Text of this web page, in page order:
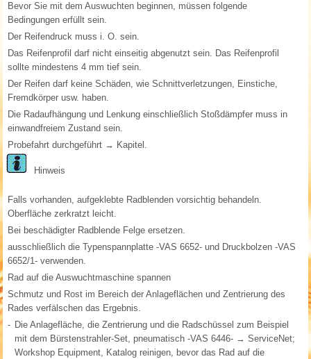
Bevor Sie mit dem Auswuchten beginnen, müssen folgende
Bedingungen erfüllt sein.
Der Reifendruck muss i. O. sein.
Das Reifenprofil darf nicht einseitig abgenutzt sein. Das Reifenprofil
sollte mindestens 4 mm tief sein.
Der Reifen darf keine Schäden, wie Schnittverletzungen, Einstiche,
Fremdkörper usw. haben.
Die Radaufhängung und Lenkung einschließlich Stoßdämpfer muss in
einwandfreiem Zustand sein.
Probefahrt durchgeführt → Kapitel.
Hinweis
Falls vorhanden, aufgeklebte Radblenden vorsichtig behandeln.
Oberfläche zerkratzt leicht.
Bei beschädigter Radblende Felge ersetzen.
ausschließlich die Typenspannplatte -VAS 6652- und Druckbolzen -VAS
6652/1- verwenden.
Rad auf die Auswuchtmaschine spannen
Schmutz und Rost im Bereich der Anlageflächen und Zentrierung des
Rades verfälschen das Ergebnis.
- Die Anlagefläche, die Zentrierung und die Radschüssel zum Beispiel
mit dem Bürstenstrahler-Set, pneumatisch -VAS 6446- → ServiceNet;
Workshop Equipment, Katalog reinigen, bevor das Rad auf die